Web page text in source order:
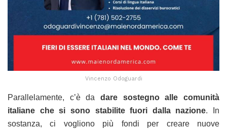
Vincenzo Odoguardi
Parallelamente, c’è da dare sostegno alle comunità
italiane che si sono stabilite fuori dalla nazione. In
sostanza, ci vogliono più fondi per creare nuove